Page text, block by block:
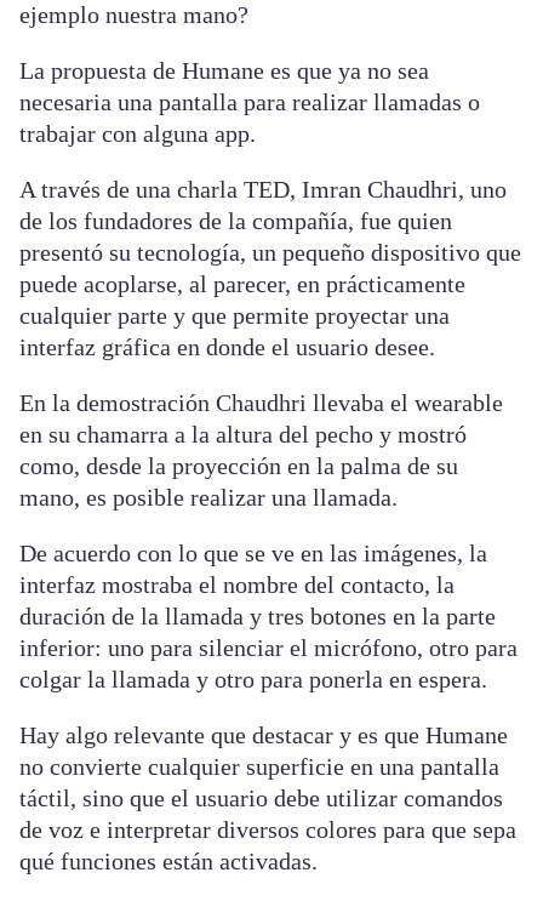
ejemplo nuestra mano?
La propuesta de Humane es que ya no sea
necesaria una pantalla para realizar llamadas o
trabajar con alguna app.
A través de una charla TED, Imran Chaudhri, uno
de los fundadores de la compañía, fue quien
presentó su tecnología, un pequeño dispositivo que
puede acoplarse, al parecer, en prácticamente
cualquier parte y que permite proyectar una
interfaz gráfica en donde el usuario desee.
En la demostración Chaudhri llevaba el wearable
en su chamarra a la altura del pecho y mostró
como, desde la proyección en la palma de su
mano, es posible realizar una llamada.
De acuerdo con lo que se ve en las imágenes, la
interfaz mostraba el nombre del contacto, la
duración de la llamada y tres botones en la parte
inferior: uno para silenciar el micrófono, otro para
colgar la llamada y otro para ponerla en espera.
Hay algo relevante que destacar y es que Humane
no convierte cualquier superficie en una pantalla
táctil, sino que el usuario debe utilizar comandos
de voz e interpretar diversos colores para que sepa
qué funciones están activadas.